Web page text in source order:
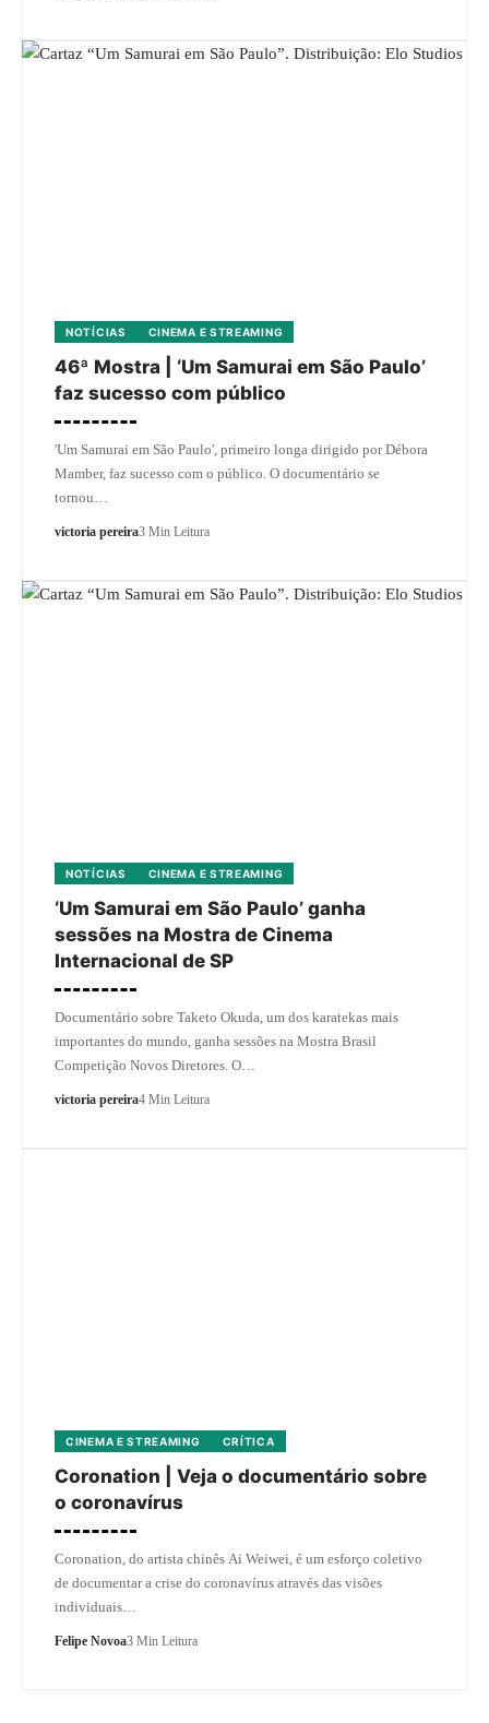
NOTÍCIAS CINEMA E STREAMING
46ª Mostra | ‘Um Samurai em São Paulo’
faz sucesso com público
'Um Samurai em São Paulo', primeiro longa dirigido por Débora
Mamber, faz sucesso com o público. O documentário se
tornou…
victoria pereira3 Min Leitura
NOTÍCIAS CINEMA E STREAMING
‘Um Samurai em São Paulo’ ganha
sessões na Mostra de Cinema
Internacional de SP
Documentário sobre Taketo Okuda, um dos karatekas mais
importantes do mundo, ganha sessões na Mostra Brasil
Competição Novos Diretores. O…
victoria pereira4 Min Leitura
CINEMA E STREAMING CRÍTICA
Coronation | Veja o documentário sobre
o coronavírus
Coronation, do artista chinês Ai Weiwei, é um esforço coletivo
de documentar a crise do coronavírus através das visões
individuais…
Felipe Novoa3 Min Leitura